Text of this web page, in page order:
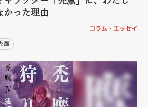
かった理由
コラム・エッセイ
鷹